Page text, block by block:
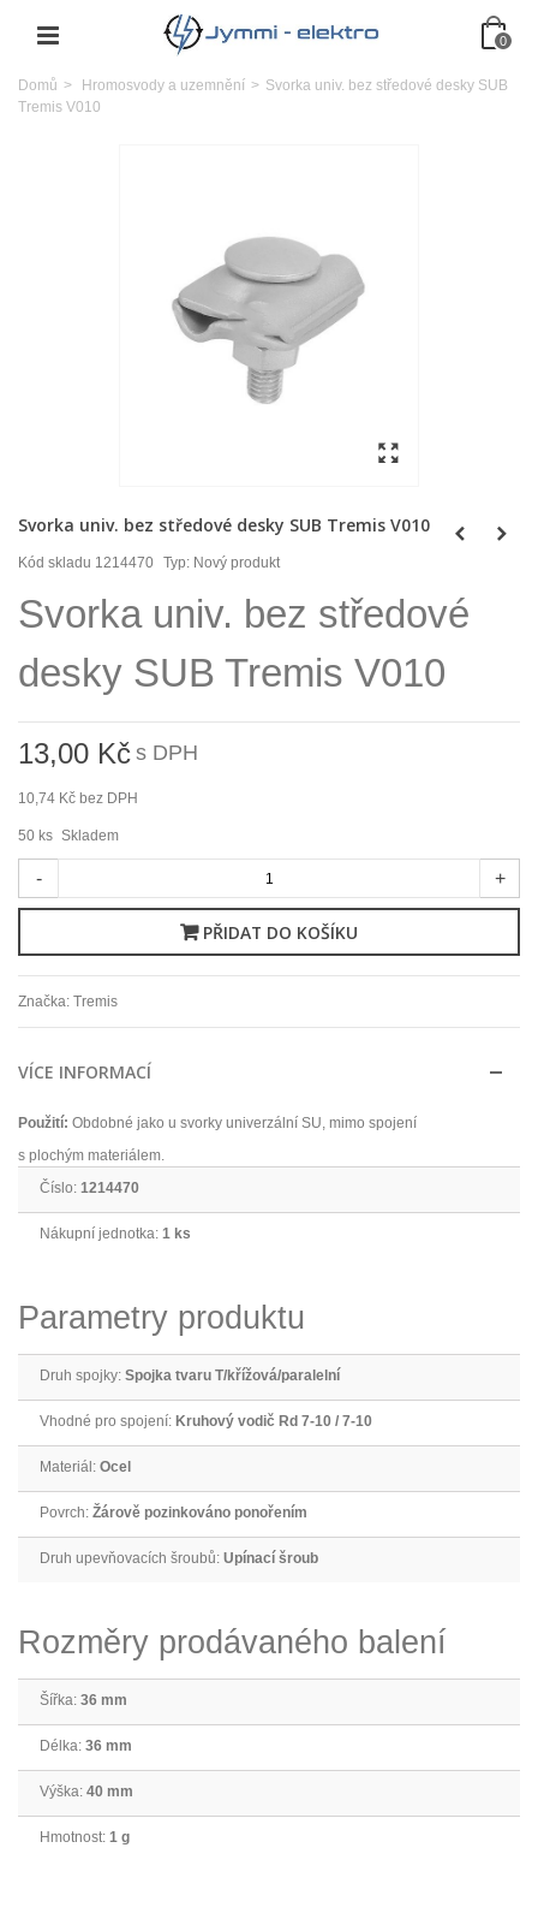
0
Domů > Hromosvody a uzemnění > Svorka univ. bez středové desky SUB
Tremis V010
Svorka univ. bez středové desky SUB Tremis V010
Kód skladu 1214470 Typ: Nový produkt
Svorka univ. bez středové
desky SUB Tremis V010
13,00 Kč s DPH
10,74 Kč bez DPH
50 ks Skladem
- +
PŘIDAT DO KOŠÍKU
Značka: Tremis
VÍCE INFORMACÍ
Použití: Obdobné jako u svorky univerzální SU, mimo spojení
s plochým materiálem.
Číslo: 1214470
Nákupní jednotka: 1 ks
Parametry produktu
Druh spojky: Spojka tvaru T/křížová/paralelní
Vhodné pro spojení: Kruhový vodič Rd 7-10 / 7-10
Materiál: Ocel
Povrch: Žárově pozinkováno ponořením
Druh upevňovacích šroubů: Upínací šroub
Rozměry prodávaného balení
Šířka: 36 mm
Délka: 36 mm
Výška: 40 mm
Hmotnost: 1 g